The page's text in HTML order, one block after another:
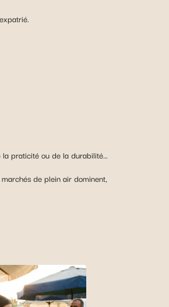
la praticité ou de la durabilité…
de plein air dominent,